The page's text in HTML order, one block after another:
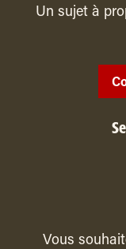
Un sujet à
Vous